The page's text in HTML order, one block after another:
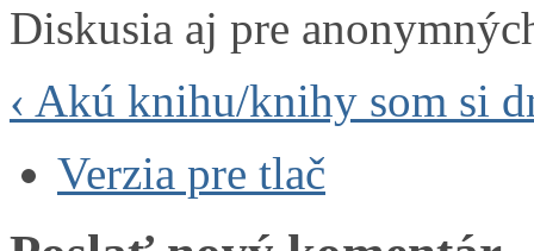
Diskusia aj pre
‹ Akú knihu/knihy som si
Verzia pre tlač